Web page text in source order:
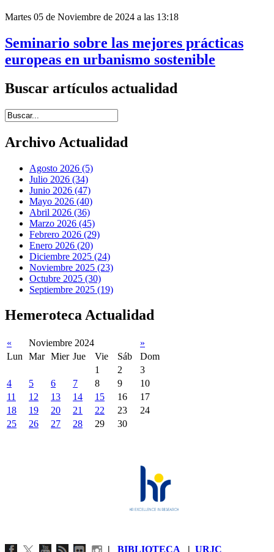
Martes 05 de Noviembre de 2024 a las 13:18
Seminario sobre las mejores prácticas
europeas en urbanismo sostenible
Buscar artículos actualidad
Introduce términos de búsqueda
Archivo Actualidad
Agosto 2026 (5)
Julio 2026 (34)
Junio 2026 (47)
Mayo 2026 (40)
Abril 2026 (36)
Marzo 2026 (45)
Febrero 2026 (29)
Enero 2026 (20)
Diciembre 2025 (24)
Noviembre 2025 (23)
Octubre 2025 (30)
Septiembre 2025 (19)
Hemeroteca Actualidad
« Noviembre 2024
»
Lun
Mar Mier Jue Vie Sáb
Dom
1
2
3
4
5 6 7 8 9
10
11
12 13 14 15 16
17
18
19 20 21 22 23
24
25
26 27 28 29 30
| BIBLIOTECA | URJC